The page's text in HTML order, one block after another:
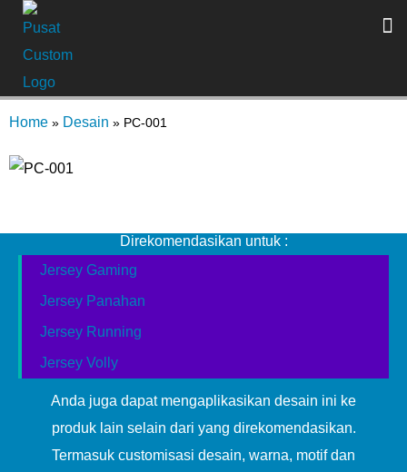
Home » Desain » PC-001
Direkomendasikan untuk :
Jersey Gaming
Jersey Panahan
Jersey Running
Jersey Volly
Anda juga dapat mengaplikasikan desain ini ke
produk lain selain dari yang direkomendasikan.
Termasuk customisasi desain, warna, motif dan